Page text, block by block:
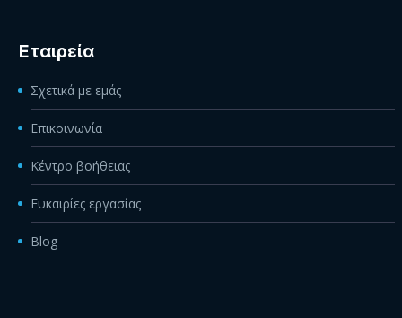
Εταιρεία
Σχετικά με εμάς
Επικοινωνία
Κέντρο βοήθειας
Ευκαιρίες εργασίας
Blog